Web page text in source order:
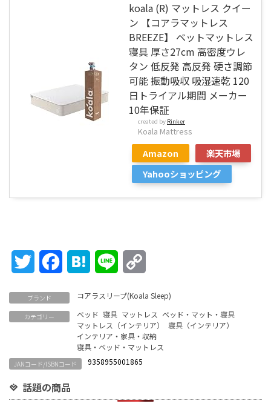
koala (R) マットレス クイー
ン 【コアラマットレス
BREEZE】 ベットマットレス
寝具 厚さ27cm 高密度ウレ
タン 低反発 高反発 硬さ調節
可能 振動吸収 吸湿速乾 120
日トライアル期間 メーカー
10年保証
created by Rinker
Koala Mattress
Amazon
楽天市場
Yahooショッピング
Twitter FacebookHatena Line
ブランド コアラスリープ(Koala Sleep)
カテゴリー ベッド 寝具 マットレス ベッド・マット・寝具
マットレス（インテリア）
寝具（インテリア）
インテリア・家具・収納
寝具・ベッド・マットレス
JANコード/ISBNコード 9358955001865
話題の商品